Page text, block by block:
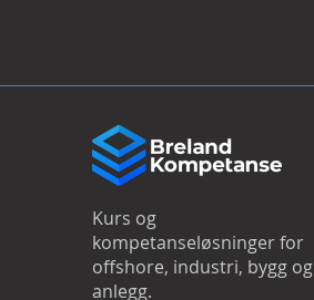
Kurs og
kompetanseløsninger for
offshore, industri, bygg og
anlegg.